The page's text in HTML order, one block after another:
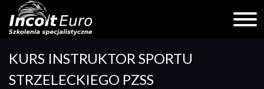
content
KURS INSTRUKTOR SPORTU
STRZELECKIEGO PZSS